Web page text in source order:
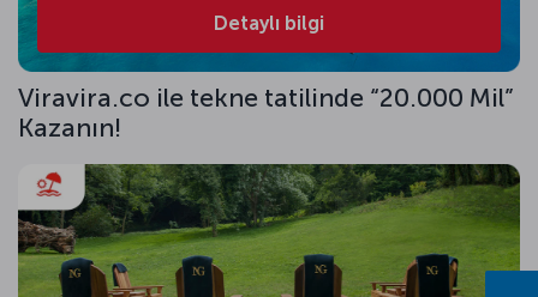
Detaylı bilgi
Viravira.co ile tekne tatilinde “20.000 Mil”
Kazanın!